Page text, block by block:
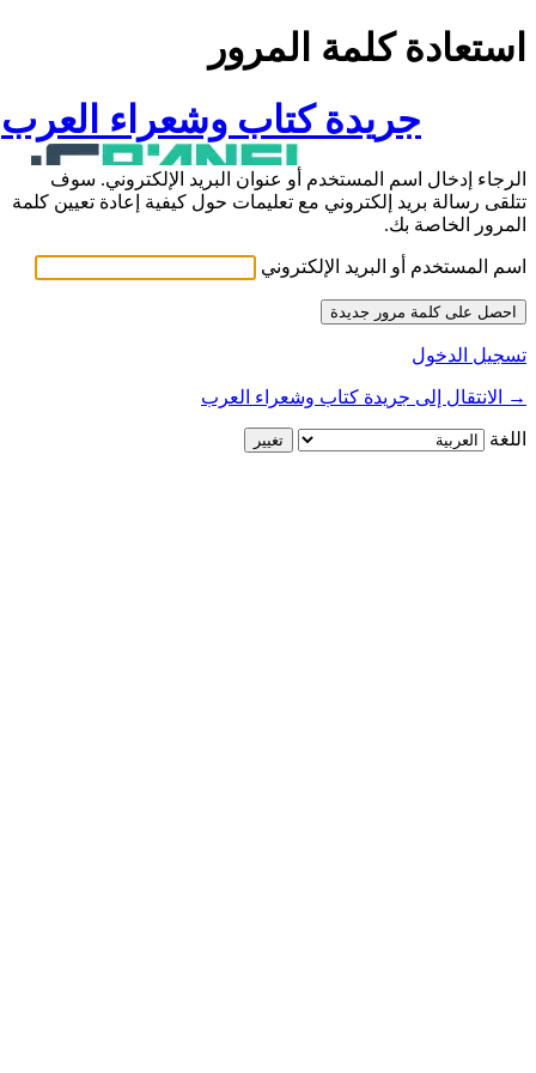
استعادة كلمة المرور
جريدة كتاب وشعراء العرب
الرجاء إدخال اسم المستخدم أو عنوان البريد الإلكتروني. سوف
تتلقى رسالة بريد إلكتروني مع تعليمات حول كيفية إعادة تعيين كلمة
المرور الخاصة بك.
اسم المستخدم أو البريد الإلكتروني
تسجيل الدخول
→ الانتقال إلى جريدة كتاب وشعراء العرب
اللغة